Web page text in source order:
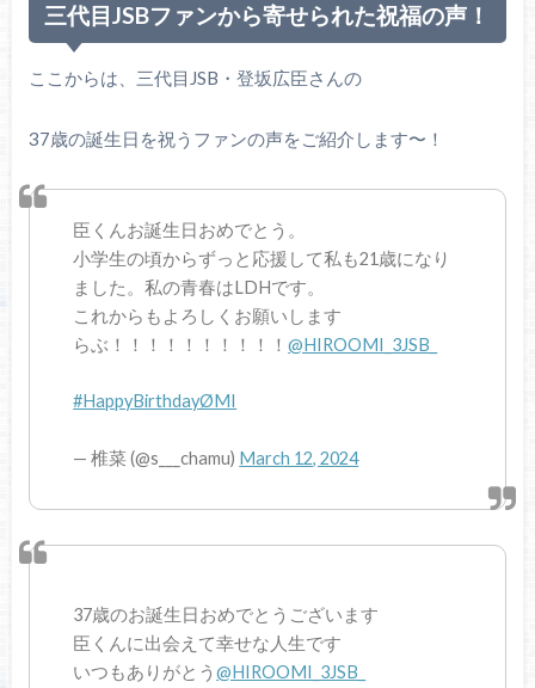
三代目JSBファンから寄せられた祝福の声！
ここからは、三代目JSB・登坂広臣さんの
37歳の誕生日を祝うファンの声をご紹介します〜！
臣くんお誕生日おめでとう。
小学生の頃からずっと応援して私も21歳になり
ました。私の青春はLDHです。
これからもよろしくお願いします
らぶ！！！！！！！！！！@HIROOMI_3JSB_
#HappyBirthdayØMI
— 椎菜 (@s___chamu) March 12, 2024
37歳のお誕生日おめでとうございます
臣くんに出会えて幸せな人生です
いつもありがとう@HIROOMI_3JSB_